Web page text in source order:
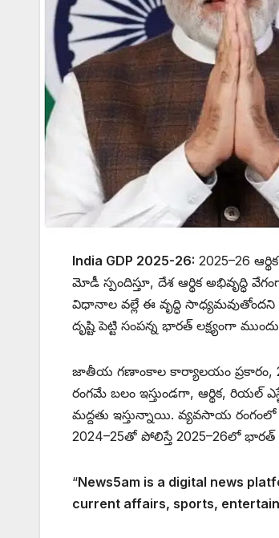
India GDP 2025-26: 2025–26
మోడీ స్పందిస్తూ, దేశ ఆర్థిక అభివృద్ధి
విధానాల వల్లే ఈ వృద్ధి
దృష్టి పెట్టి సంపన్న భారత్ లక్ష్యంగా
జాతీయ గణాంకాల కార్యాలయం ప్రకారం,
రంగమే బలం ఇస్తుండగా, ఆర్థిక,
మద్దతు ఇస్తున్నాయి. వ్యవసాయ రంగంలో
2024–25తో పోలిస్తే 2025–26లో భారత్
“News5am is a digital news
current affairs, sports,